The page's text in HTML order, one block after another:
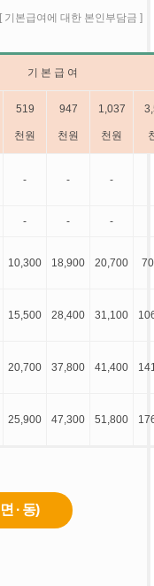
[ 기본급여에 대한 본인부담금 ]
기 본 급 여
519
천원
947
천원
1,037
천원
- - -
- - -
10,300 18,900 20,700
15,500 28,400 31,100
20,700 37,800 41,400
25,900 47,300 51,800
· 동)